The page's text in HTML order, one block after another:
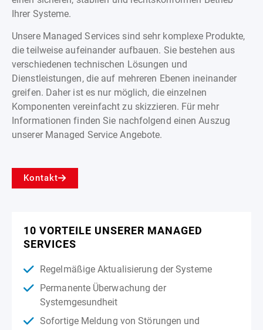
Ihrer Systeme.
Unsere Managed Services sind sehr komplexe Produkte,
die teilweise aufeinander aufbauen. Sie bestehen aus
verschiedenen technischen Lösungen und
Dienstleistungen, die auf mehreren Ebenen ineinander
greifen. Daher ist es nur möglich, die einzelnen
Komponenten vereinfacht zu skizzieren. Für mehr
Informationen finden Sie nachfolgend einen Auszug
unserer Managed Service Angebote.
Kontakt
10 VORTEILE UNSERER MANAGED
SERVICES
Regelmäßige Aktualisierung der Systeme
Permanente Überwachung der
Systemgesundheit
Sofortige Meldung von Störungen und